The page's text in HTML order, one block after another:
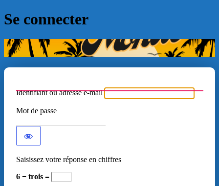
Se connecter
Identifiant ou adresse e-mail
Mot de passe
Saisissez votre réponse en chiffres
6 − trois =